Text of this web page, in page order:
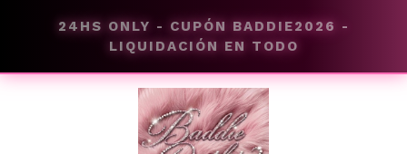
24HS ONLY - CUPÓN BADDIE2026 -
LIQUIDACIÓN EN TODO